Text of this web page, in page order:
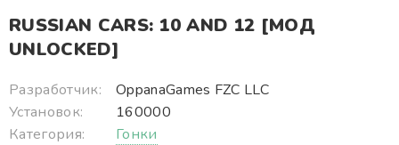
RUSSIAN CARS: 10 AND 12 [МОД
UNLOCKED]
Разработчик:
OppanaGames FZC LLC
Установок:
160000
Категория:
Гонки